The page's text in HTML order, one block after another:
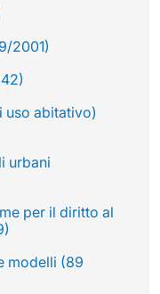
2001)
uso abitativo)
urbani
per il diritto al
modelli (89